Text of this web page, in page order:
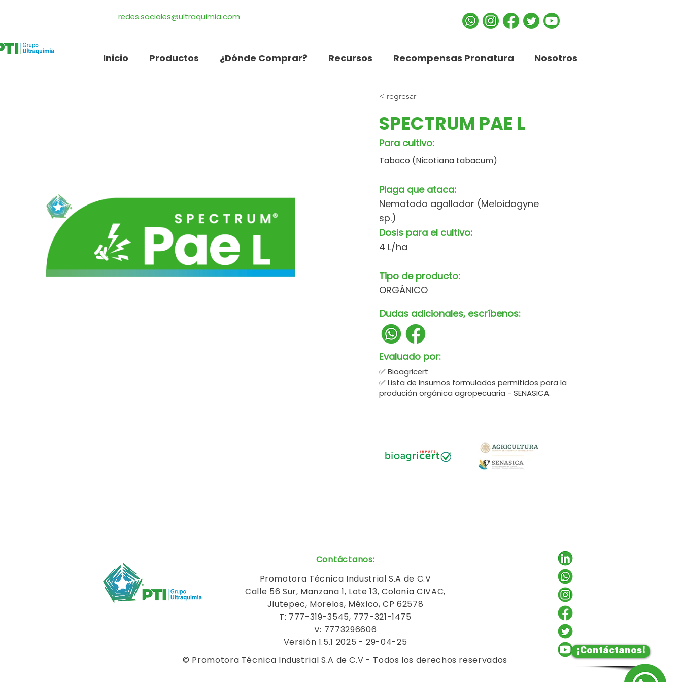
redes.sociales@ultraquimia.com
Inicio Productos ¿Dónde Comprar? Recursos Recompensas Pronatura Nosotros
< regresar
SPECTRUM PAE L
Para cultivo:
Tabaco (Nicotiana tabacum)
Plaga que ataca:
Nematodo agallador (Meloidogyne
sp.)
Dosis para el cultivo:
4 L/ha
Tipo de producto:
ORGÁNICO
Dudas adicionales, escríbenos:
Evaluado por:
✅ Bioagricert
✅ Lista de Insumos formulados permitidos para la
produción orgánica agropecuaria - SENASICA.
¡Contáctanos!
Contáctanos:
Promotora Técnica Industrial S.A de C.V
Calle 56 Sur, Manzana 1, Lote 13, Colonia CIVAC,
Jiutepec, Morelos, México, CP 62578
T: 777-319-3545, 777-321-1475
V: 7773296606
Versión 1.5.1 2025 - 29-04-25
© Promotora Técnica Industrial S.A de C.V - Todos los derechos reservados